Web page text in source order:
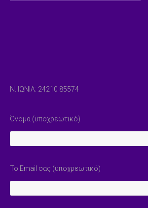
Ν. ΙΩΝΙΑ: 24210 85574
Όνομα (υποχρεωτικό)
Το Email σας (υποχρεωτικό)